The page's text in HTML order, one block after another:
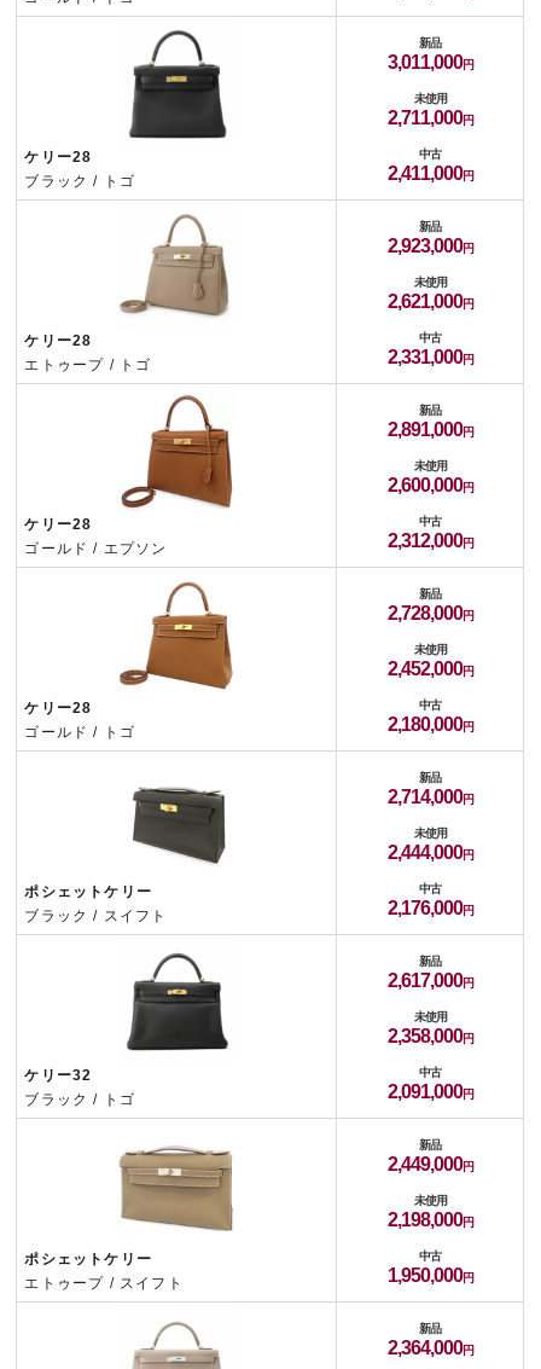
ケリー28
ブラック / トゴ
新品
3,011,000
未使用
2,711,000
中古
2,411,000
ケリー28
エトゥープ / トゴ
新品
2,923,000
未使用
2,621,000
中古
2,331,000
ケリー28
ゴールド / エプソン
新品
2,891,000
未使用
2,600,000
中古
2,312,000
ケリー28
ゴールド / トゴ
新品
2,728,000
未使用
2,452,000
中古
2,180,000
ポシェットケリー
ブラック / スイフト
新品
2,714,000
未使用
2,444,000
中古
2,176,000
ケリー32
ブラック / トゴ
新品
2,617,000
未使用
2,358,000
中古
2,091,000
ポシェットケリー
エトゥープ / スイフト
新品
2,449,000
未使用
2,198,000
中古
1,950,000
新品
2,364,000